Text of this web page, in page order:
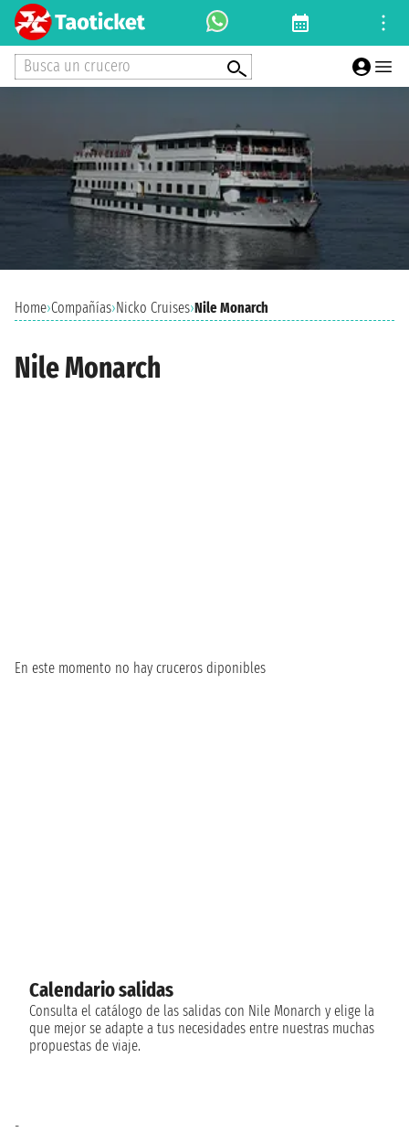
Busca un crucero
Home›Compañías›Nicko Cruises›Nile Monarch
Nile Monarch
En este momento no hay cruceros diponibles
Calendario salidas
Consulta el catálogo de las salidas con Nile Monarch y elige la
que mejor se adapte a tus necesidades entre nuestras muchas
propuestas de viaje.
-